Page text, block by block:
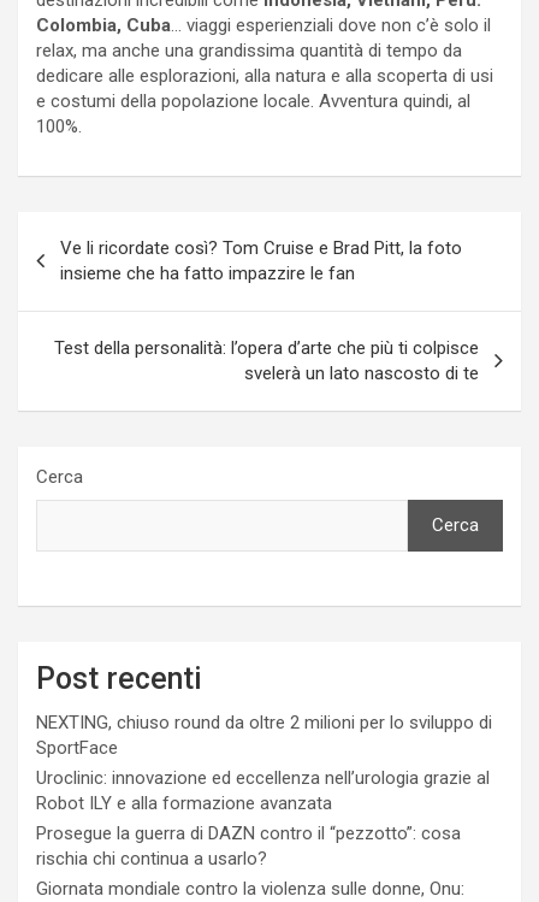
Colombia, Cuba… viaggi esperienziali dove non c’è solo il
relax, ma anche una grandissima quantità di tempo da
dedicare alle esplorazioni, alla natura e alla scoperta di usi
e costumi della popolazione locale. Avventura quindi, al
100%.
articoli
Ve li ricordate così? Tom Cruise e Brad Pitt, la foto
insieme che ha fatto impazzire le fan
Test della personalità: l’opera d’arte che più ti colpisce
svelerà un lato nascosto di te
Cerca
Cerca
Post recenti
NEXTING, chiuso round da oltre 2 milioni per lo sviluppo di
SportFace
Uroclinic: innovazione ed eccellenza nell’urologia grazie al
Robot ILY e alla formazione avanzata
Prosegue la guerra di DAZN contro il “pezzotto”: cosa
rischia chi continua a usarlo?
Giornata mondiale contro la violenza sulle donne, Onu: